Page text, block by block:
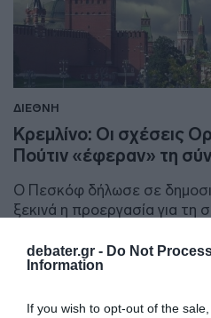
debater.gr - Do Not
Information
If you wish to opt-out of the
ΔΙΕΘΝΗ
Κρεμλίνο: Οι σχέσεις
Πούτιν «έφεραν» τη
Ο Πεσκόφ δήλωσε σε
ξεκινά η προεργασία για τη
20.10.2025 - 14:43